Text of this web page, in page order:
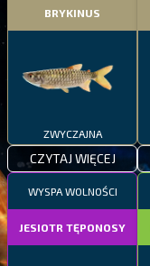
BRYKINUS
ZWYCZAJNA
CZYTAJ WIĘCEJ
WYSPA WOLNOŚCI
JESIOTR TĘPONOSY